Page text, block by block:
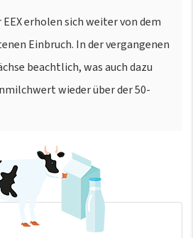
erholen sich weiter von dem
Einbruch. In der vergangenen
beachtlich, was auch dazu
wieder über der 50-